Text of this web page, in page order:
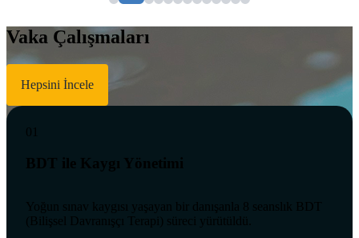
Vaka Çalışmaları
Hepsini İncele
01
BDT ile Kaygı Yönetimi
Yoğun sınav kaygısı yaşayan bir danışanla 8 seanslık BDT
(Bilişsel Davranışçı Terapi) süreci yürütüldü.